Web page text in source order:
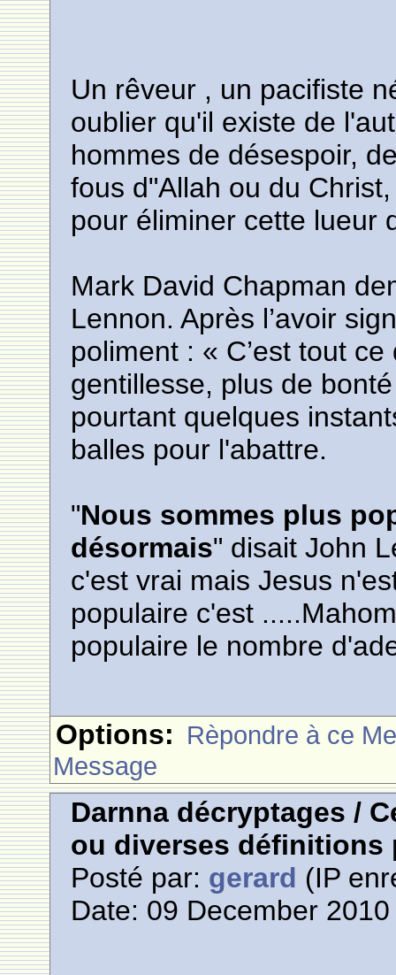
Un rêveur , un pacifiste
oublier qu'il existe de
hommes de désespoir,
fous d"Allah ou du
pour éliminer cette lueur
Mark David Chapman
Lennon. Après l’avoir
poliment : « C’est tout
gentillesse, plus de
pourtant quelques
balles pour l'abattre.
"Nous sommes plus
désormais" disait John
c'est vrai mais Jesus
populaire c'est
populaire le nombre
Options: Rèpondre à ce
Message
Darnna décryptages /
ou diverses définitions
Posté par: gerard (IP
Date: 09 December